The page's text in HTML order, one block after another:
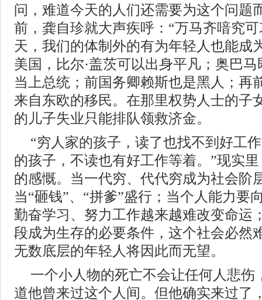
问，难道今天的人们还需要为这个问题
前，龚自珍就大声疾呼：“万马齐喑究
天，我们的体制外的有为年轻人也能成
美国，比尔·盖茨可以出身平凡；奥巴
当上总统；前国务卿赖斯也是黑人；再
来自东欧的移民。在那里权势人士的子
的儿子失业只能排队领救济金。
“穷人家的孩子，读了也找不到好工
的孩子，不读也有好工作等着。”现实
的感慨。当一代穷、代代穷成为社会阶
当“砸钱”、“拼爹”盛行；当个人能力要
勤奋学习、努力工作越来越难改变命运
段成为生存的必要条件，这个社会必然
无数底层的年轻人将因此而无望。
一个小人物的死亡不会让任何人悲伤
道他曾来过这个人间。但他确实来过了